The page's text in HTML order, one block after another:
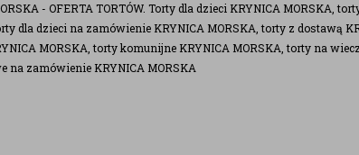
- OFERTA TORTÓW. Torty dla dzieci KRYNICA MORSKA,
dla dzieci na zamówienie KRYNICA MORSKA, torty z dostawą
MORSKA, torty komunijne KRYNICA MORSKA, torty na
na zamówienie KRYNICA MORSKA